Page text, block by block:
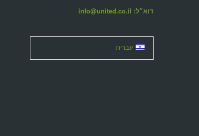
דוא״ל: info@united.co.il
עברית